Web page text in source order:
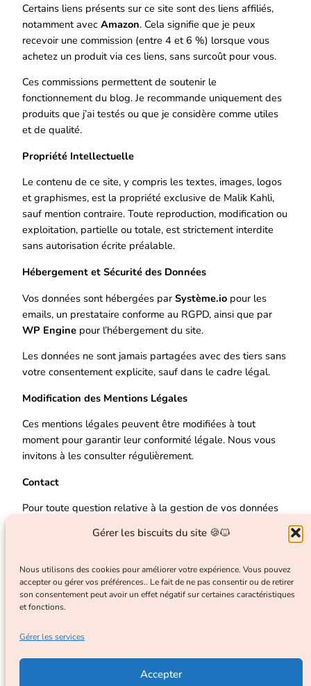
Gérer les biscuits du site 🍪🐱
Nous utilisons des cookies pour améliorer votre expérience. Vous pouvez
accepter ou gérer vos préférences.. Le fait de ne pas consentir ou de retirer
son consentement peut avoir un effet négatif sur certaines caractéristiques
et fonctions.
Gérer les services
Accepter
Certains liens présents sur ce site sont des liens affiliés,
notamment avec Amazon. Cela signifie que je peux
recevoir une commission (entre 4 et 6 %) lorsque vous
achetez un produit via ces liens, sans surcoût pour vous.
Ces commissions permettent de soutenir le
fonctionnement du blog. Je recommande uniquement des
produits que j’ai testés ou que je considère comme utiles
et de qualité.
Propriété Intellectuelle
Le contenu de ce site, y compris les textes, images, logos
et graphismes, est la propriété exclusive de Malik Kahli,
sauf mention contraire. Toute reproduction, modification ou
exploitation, partielle ou totale, est strictement interdite
sans autorisation écrite préalable.
Hébergement et Sécurité des Données
Vos données sont hébergées par Système.io pour les
emails, un prestataire conforme au RGPD, ainsi que par
WP Engine pour l’hébergement du site.
Les données ne sont jamais partagées avec des tiers sans
votre consentement explicite, sauf dans le cadre légal.
Modification des Mentions Légales
Ces mentions légales peuvent être modifiées à tout
moment pour garantir leur conformité légale. Nous vous
invitons à les consulter régulièrement.
Contact
Pour toute question relative à la gestion de vos données
contact@chatetmoi.com
Facebook
Pinterest
WhatsApp
EmailPartager
CHAT & MOI.FR